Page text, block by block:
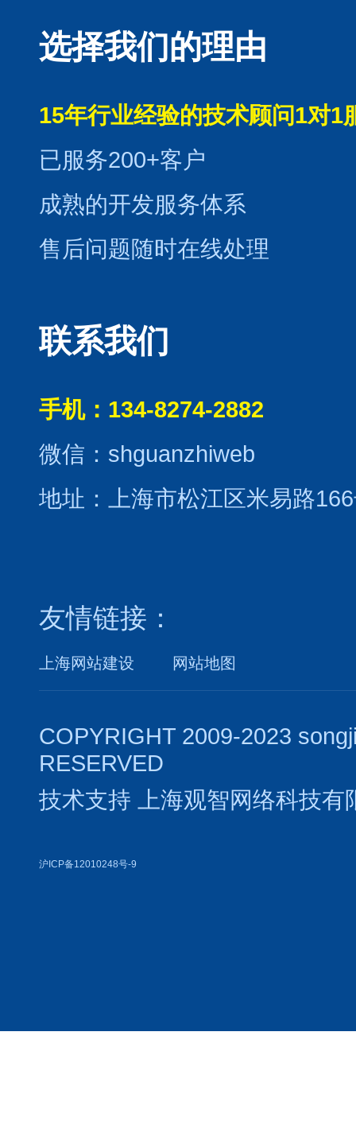
选择我们的理由
15年行业经验的技术顾问1对1
已服务200+客户
成熟的开发服务体系
售后问题随时在线处理
联系我们
手机：134-8274-2882
微信：shguanzhiweb
地址：上海市松江区米易路
友情链接：
上海网站建设 网站地图
COPYRIGHT 2009-2023
RESERVED
技术支持
上海观智网络科技有
沪ICP备12010248号-9